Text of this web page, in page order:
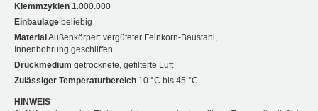
Klemmzyklen 1.000.000
Einbaulage beliebig
MaterialAußenkörper: vergüteter Feinkorn-Baustahl,
Innenbohrung geschliffen
Druckmedium getrocknete, gefilterte Luft
Zulässiger Temperaturbereich 10 °C bis 45 °C
HINWEIS